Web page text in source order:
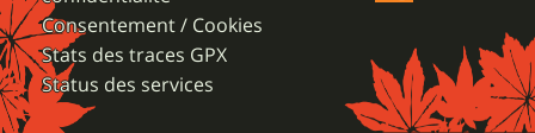
Consentement / Cookies
Stats des traces GPX
Status des services